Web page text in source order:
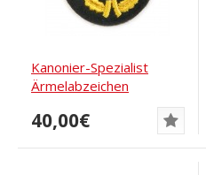
Kanonier-Spezialist
Ärmelabzeichen
40,00€